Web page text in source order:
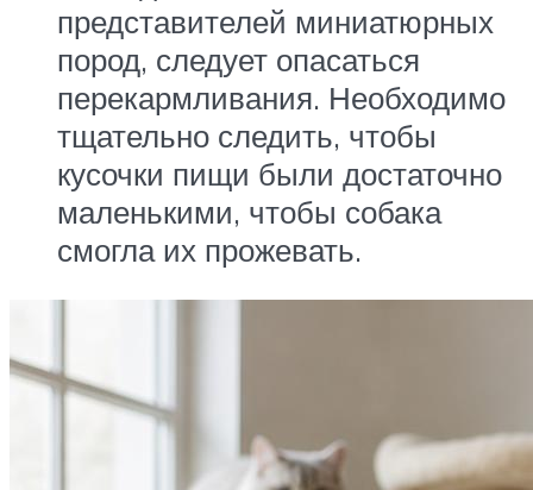
представителей миниатюрных
пород, следует опасаться
перекармливания. Необходимо
тщательно следить, чтобы
кусочки пищи были достаточно
маленькими, чтобы собака
смогла их прожевать.